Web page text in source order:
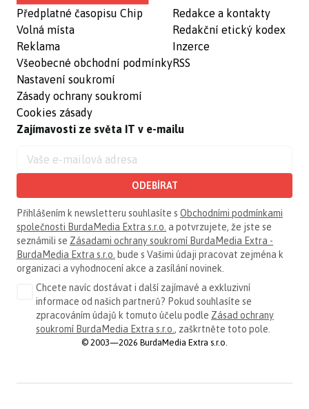
Předplatné časopisu Chip
Volná místa
Reklama
Všeobecné obchodní podmínky
Nastavení soukromí
Zásady ochrany soukromí
Cookies zásady
Redakce a kontakty
Redakční etický kodex
Inzerce
RSS
Zajímavosti ze světa IT v e-mailu
ODEBÍRAT
Přihlášením k newsletteru souhlasíte s Obchodními podmínkami
společnosti BurdaMedia Extra s.r.o. a potvrzujete, že jste se
seznámili se Zásadami ochrany soukromí BurdaMedia Extra -
BurdaMedia Extra s.r.o. bude s Vašimi údaji pracovat zejména k
organizaci a vyhodnocení akce a zasílání novinek.
Chcete navíc dostávat i další zajímavé a exkluzivní
informace od našich partnerů? Pokud souhlasíte se
zpracováním údajů k tomuto účelu podle Zásad ochrany
soukromí BurdaMedia Extra s.r.o. , zaškrtněte toto pole.
© 2003—2026 BurdaMedia Extra s.r.o.